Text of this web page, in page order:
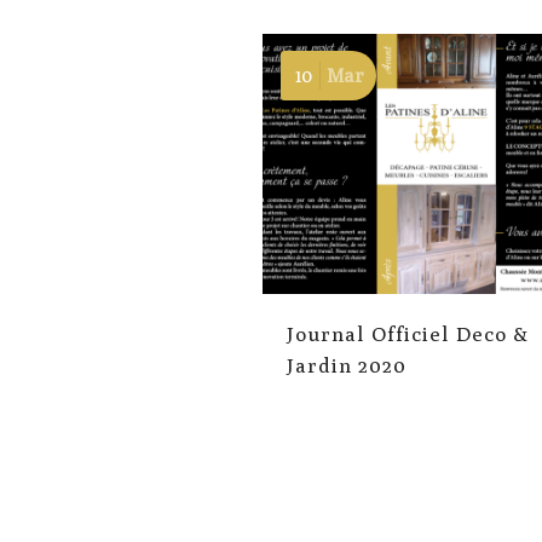
Journal Officiel Deco &
Jardin 2020
10 Mar